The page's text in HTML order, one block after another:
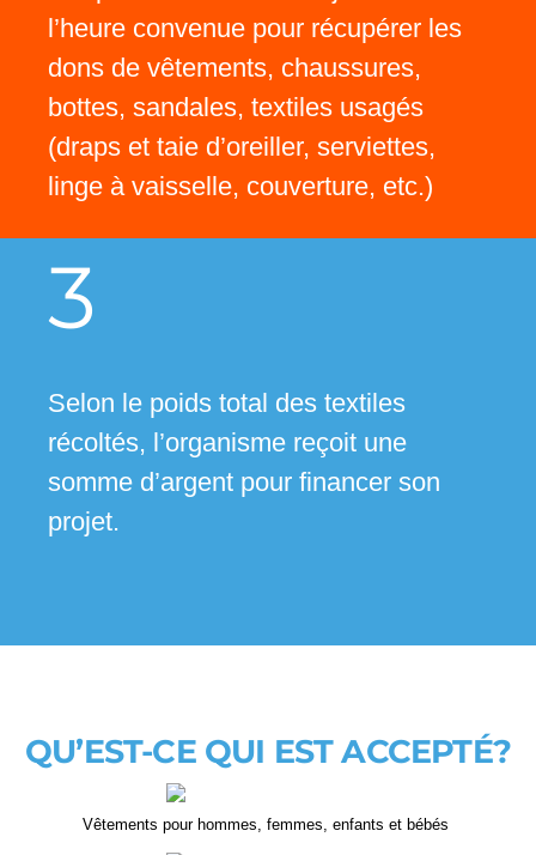
l’heure convenue pour récupérer les
dons de vêtements, chaussures,
bottes, sandales, textiles usagés
(draps et taie d’oreiller, serviettes,
linge à vaisselle, couverture, etc.)
3
Selon le poids total des textiles
récoltés, l’organisme reçoit une
somme d’argent pour financer son
projet.
QU’EST-CE QUI EST ACCEPTÉ?
Vêtements pour hommes, femmes, enfants et bébés